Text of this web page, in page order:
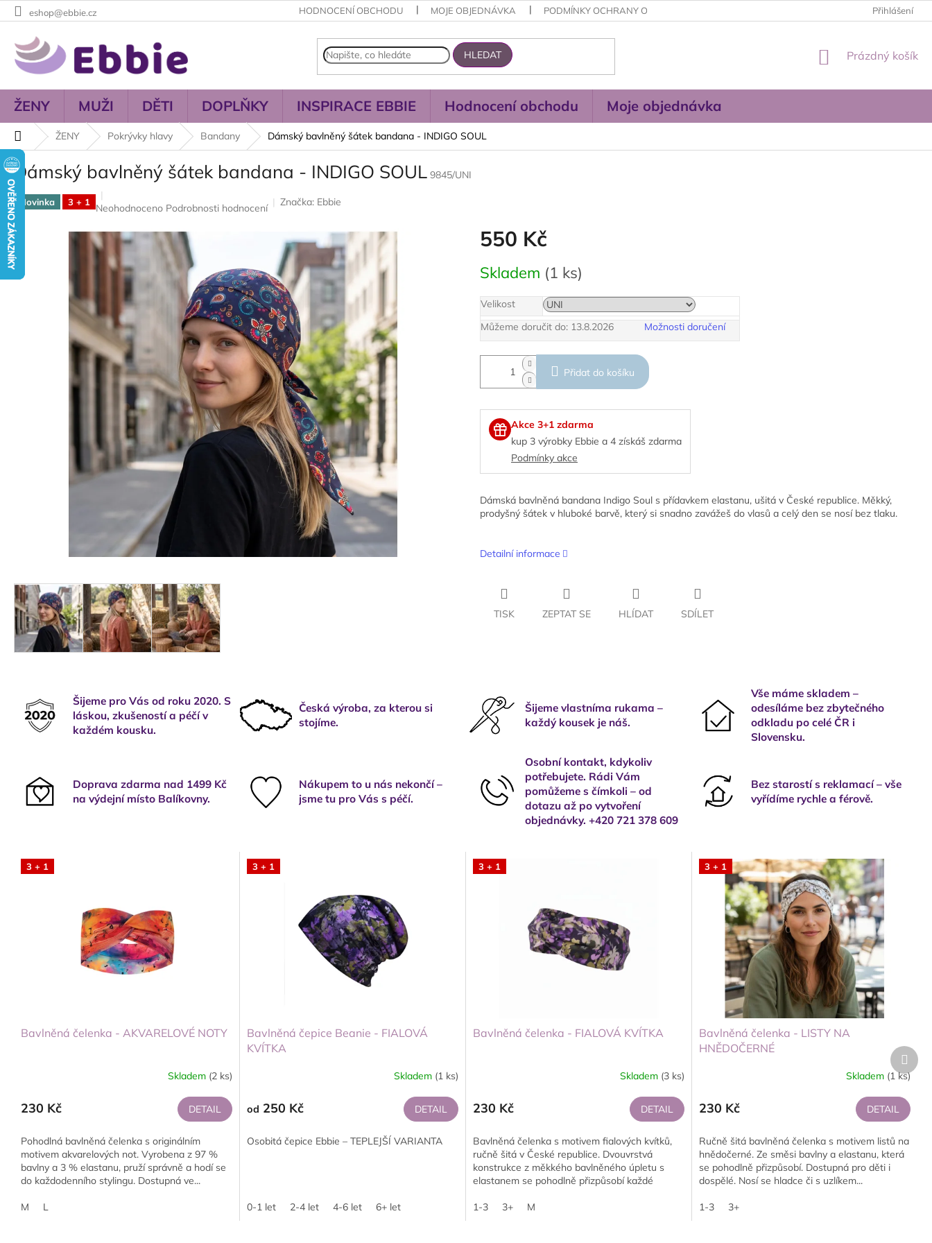
Přejít
na
eshop@ebbie.cz HODNOCENÍ OBCHODU MOJE OBJEDNÁVKA PODMÍNKY OCHRANY OSOBNÍCH ÚDAJŮ Přihlášení
HLEDAT
NÁKUPNÍ
Prázdný košík
ŽENY MUŽI DĚTI DOPLŇKY INSPIRACE EBBIE Hodnocení obchodu Moje objednávka
Domů ŽENY Pokrývky hlavy Bandany Dámský bavlněný šátek bandana - INDIGO SOUL
Dámský bavlněný šátek bandana - INDIGO SOUL 9845/UNI
Novinka 3 + 1 Průměrné
produktu
je
hvězdiček.
Neohodnoceno Podrobnosti hodnocení
Značka: Ebbie
550 Kč
cena:
Skladem (1 ks)
Velikost
Můžeme doručit do: 13.8.2026 Možnosti doručení
Přidat do košíku
Akce 3+1 zdarma
kup 3 výrobky Ebbie a 4 získáš zdarma
Podmínky akce
Dámská bavlněná bandana Indigo Soul s přídavkem elastanu, ušitá v České republice. Měkký,
prodyšný šátek v hluboké barvě, který si snadno zavážeš do vlasů a celý den se nosí bez tlaku.
Detailní informace
TISK ZEPTAT SE HLÍDAT SDÍLET
Šijeme pro Vás od roku 2020. S
láskou, zkušeností a péčí v
každém kousku.
Česká výroba, za kterou si
stojíme.
Šijeme vlastníma rukama –
každý kousek je náš.
Vše máme skladem –
odesíláme bez zbytečného
odkladu po celé ČR i
Slovensku.
Doprava zdarma nad 1499 Kč
na výdejní místo Balíkovny.
Nákupem to u nás nekončí –
jsme tu pro Vás s péčí.
Osobní kontakt, kdykoliv
potřebujete. Rádi Vám
pomůžeme s čímkoli – od
dotazu až po vytvoření
objednávky. +420 721 378 609
Bez starostí s reklamací – vše
vyřídíme rychle a férově.
3 + 1
Bavlněná čelenka - AKVARELOVÉ NOTY
Skladem (2 ks)
230 Kč DETAIL
Pohodlná bavlněná čelenka s originálním
motivem akvarelových not. Vyrobena z 97 %
bavlny a 3 % elastanu, pruží správně a hodí se
do každodenního stylingu. Dostupná ve...
M L
3 + 1
Bavlněná čepice Beanie - FIALOVÁ
KVÍTKA
Skladem (1 ks)
od 250 Kč DETAIL
Osobitá čepice Ebbie – TEPLEJŠÍ VARIANTA
0-1 let 2-4 let 4-6 let 6+ let
3 + 1
Bavlněná čelenka - FIALOVÁ KVÍTKA
Skladem (3 ks)
230 Kč DETAIL
Bavlněná čelenka s motivem fialových kvítků,
ručně šitá v České republice. Dvouvrstvá
konstrukce z měkkého bavlněného úpletu s
elastanem se pohodlně přizpůsobí každé
1-3
3+ M
3 + 1
Bavlněná čelenka - LISTY NA
HNĚDOČERNÉ
Skladem (1 ks)
230 Kč DETAIL
Ručně šitá bavlněná čelenka s motivem listů na
hnědočerné. Ze směsi bavlny a elastanu, která
se pohodlně přizpůsobí. Dostupná pro děti i
dospělé. Nosí se hladce či s uzlíkem...
1-3 3+
Další